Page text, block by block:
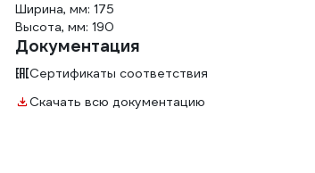
Ширина, мм: 175
Высота, мм: 190
Документация
Сертификаты соответствия
Скачать всю документацию